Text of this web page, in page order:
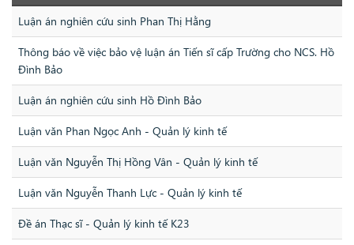
Luận án nghiên cứu sinh Phan Thị Hằng
Thông báo về việc bảo vệ luận án Tiến sĩ cấp Trường cho NCS. Hồ
Đình Bảo
Luận án nghiên cứu sinh Hồ Đình Bảo
Luận văn Phan Ngọc Anh - Quản lý kinh tế
Luận văn Nguyễn Thị Hồng Vân - Quản lý kinh tế
Luận văn Nguyễn Thanh Lực - Quản lý kinh tế
Đề án Thạc sĩ - Quản lý kinh tế K23